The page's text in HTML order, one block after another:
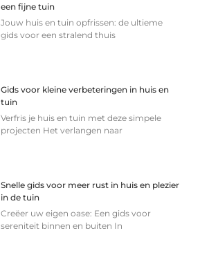
een fijne tuin
Jouw huis en tuin opfrissen: de ultieme
gids voor een stralend thuis
Gids voor kleine verbeteringen in huis en
tuin
Verfris je huis en tuin met deze simpele
projecten Het verlangen naar
Snelle gids voor meer rust in huis en plezier
in de tuin
Creëer uw eigen oase: Een gids voor
sereniteit binnen en buiten In